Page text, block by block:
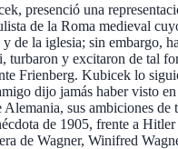
presenció una
de la Roma medieval
la iglesia; sin embargo,
y excitaron de tal
Frienberg. Kubicek lo
dijo jamás haber
sus ambiciones
de 1905, frente a
de Wagner, Winifred